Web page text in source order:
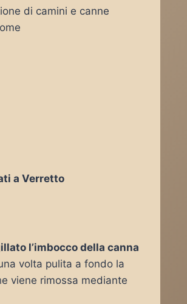
di camini e canne
a Verretto
l’imbocco della canna
volta pulita a fondo la
viene rimossa mediante